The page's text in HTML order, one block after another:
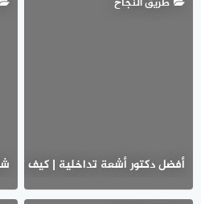
أفضل دكتور أشعة تداخلية | كيف